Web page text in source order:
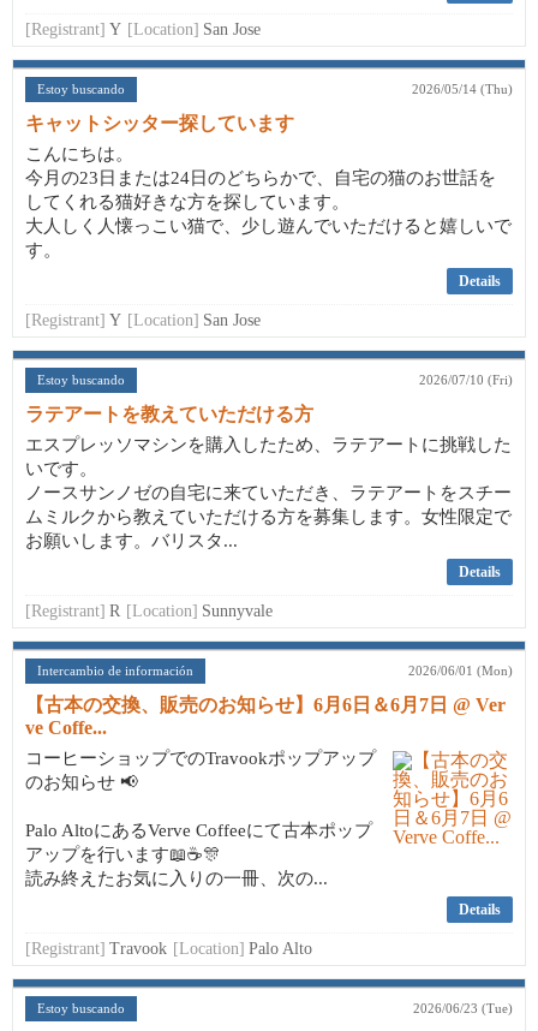
[Registrant] Y [Location] San Jose
Estoy buscando 2026/05/14 (Thu)
キャットシッター探しています
こんにちは。
今月の23日または24日のどちらかで、自宅の猫のお世話を
してくれる猫好きな方を探しています。
大人しく人懐っこい猫で、少し遊んでいただけると嬉しいで
す。
Details
[Registrant] Y [Location] San Jose
Estoy buscando 2026/07/10 (Fri)
ラテアートを教えていただける方
エスプレッソマシンを購入したため、ラテアートに挑戦した
いです。
ノースサンノゼの自宅に来ていただき、ラテアートをスチー
ムミルクから教えていただける方を募集します。女性限定で
お願いします。バリスタ...
Details
[Registrant] R [Location] Sunnyvale
Intercambio de información 2026/06/01 (Mon)
【古本の交換、販売のお知らせ】6月6日＆6月7日 @ Ver
ve Coffe...
コーヒーショップでのTravookポップアップ
のお知らせ 📢
Palo AltoにあるVerve Coffeeにて古本ポップ
アップを行います📖☕🎊
読み終えたお気に入りの一冊、次の...
Details
[Registrant] Travook [Location] Palo Alto
Estoy buscando 2026/06/23 (Tue)